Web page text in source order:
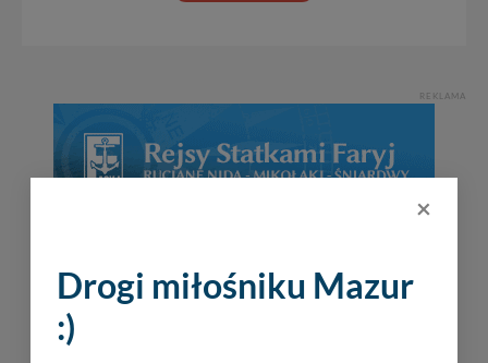
REKLAMA
×
Drogi miłośniku Mazur
:)